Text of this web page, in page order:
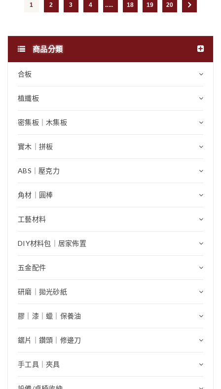
商品分類
合板
植纖板
密集板｜木集板
實木｜拼板
ABS｜壓克力
角材｜圓棒
工藝材料
DIY材料包｜居家佈置
五金配件
研磨｜拋光砂紙
膠｜漆｜蠟｜保養油
鋸片｜鑽頭｜修邊刀
手工具｜夾具
1 2 3 4 ... 18 19 20